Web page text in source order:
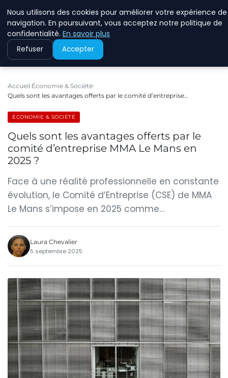
Accueil Économie & Société
Quels sont les avantages offerts par le comité d’entreprise…
ÉCONOMIE & SOCIÉTÉ
Quels sont les avantages offerts par le
comité d’entreprise MMA Le Mans en
2025 ?
Face à une réalité professionnelle en constante
évolution, le Comité d’Entreprise (CSE) de MMA
Le Mans s’impose en 2025 comme…
Laura Chevalier
5 septembre 2025
Nous utilisons des cookies pour améliorer votre expérience de
navigation. En poursuivant, vous acceptez notre politique de
confidentialité. En savoir plus
Refuser Accepter